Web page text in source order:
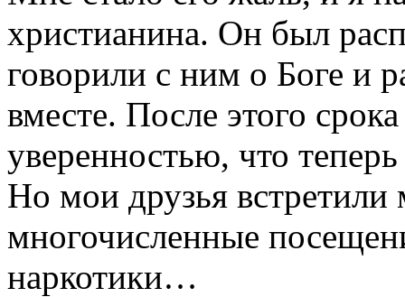
христианина. Он был
говорили с ним о Боге и
вместе. После этого
уверенностью, что
Но мои друзья встретили
многочисленные
наркотики…